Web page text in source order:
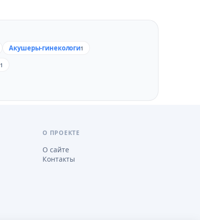
Акушеры-гинекологи1
1
О ПРОЕКТЕ
О сайте
Контакты